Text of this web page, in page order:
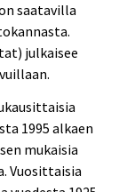
saatavilla
julkaisee
1995 alkaen
mukaisia
Vuosittaisia